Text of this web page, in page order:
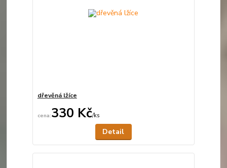
dřevěná lžíce
330 Kč/ks
Detail